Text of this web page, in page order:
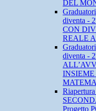
DEL
diventa -
CON
REALE
diventa -
Progetto